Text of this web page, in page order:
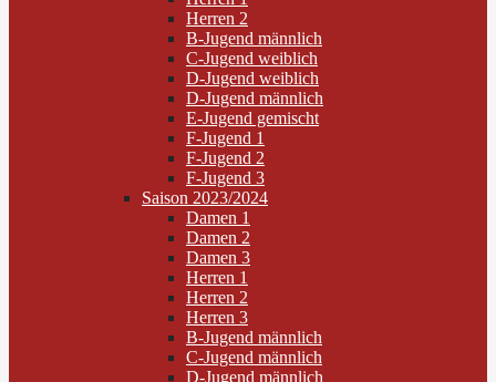
Herren 2
B-Jugend männlich
C-Jugend weiblich
D-Jugend weiblich
D-Jugend männlich
E-Jugend gemischt
F-Jugend 1
F-Jugend 2
F-Jugend 3
Saison 2023/2024
Damen 1
Damen 2
Damen 3
Herren 1
Herren 2
Herren 3
B-Jugend männlich
C-Jugend männlich
D-Jugend männlich